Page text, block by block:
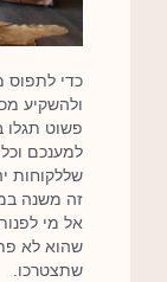
כדי לתפוס
ולהשקיע
פשוט תגלו
למענכם
שללקוחות
זה משנה
אל מי
שהוא לא
שתצטרכו.